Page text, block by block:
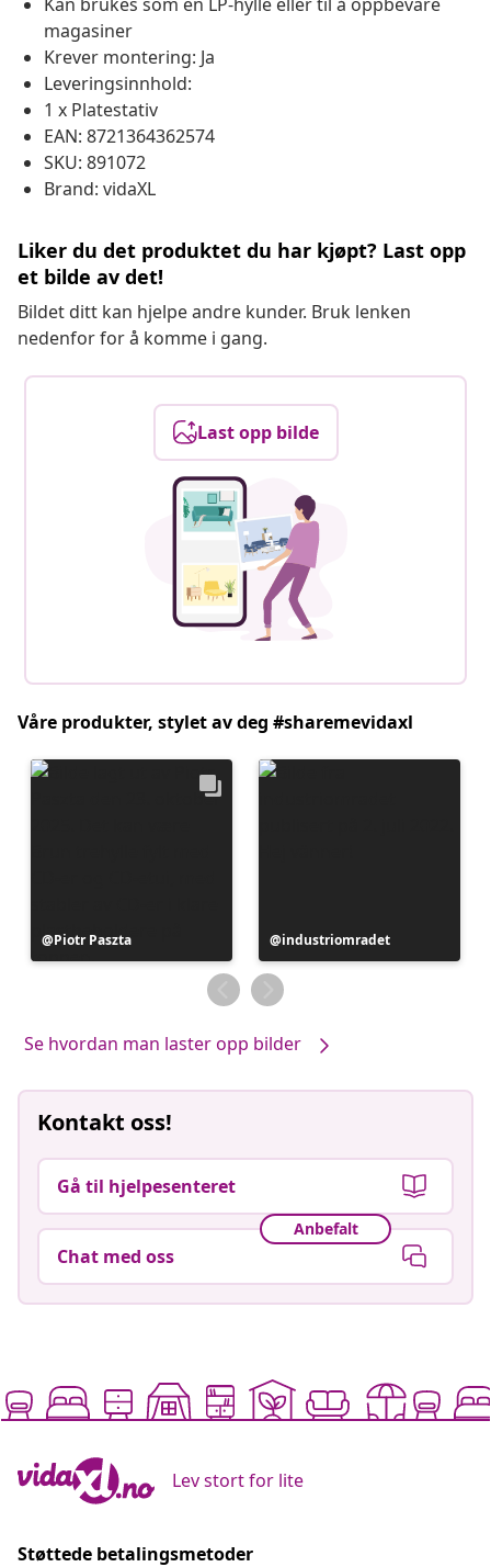
magasiner
Krever montering: Ja
Leveringsinnhold:
1 x Platestativ
EAN: 8721364362574
SKU: 891072
Brand: vidaXL
Liker du det produktet du har kjøpt? Last opp
et bilde av det!
Bildet ditt kan hjelpe andre kunder. Bruk lenken
nedenfor for å komme i gang.
Last opp bilde
Våre produkter, stylet av deg #sharemevidaxl
Innlegg
publisert
Piotr Paszta
Innlegg
publisert
av
industriomradet
Se hvordan man laster opp bilder
Kontakt oss!
Gå til hjelpesenteret
Anbefalt
Chat med oss
Lev stort for lite
Støttede betalingsmetoder